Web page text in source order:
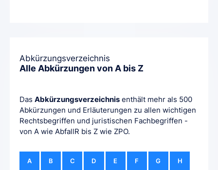
Abkürzungsverzeichnis
Alle Abkürzungen von A bis Z
Das Abkürzungsverzeichnis enthält mehr als 500
Abkürzungen und Erläuterungen zu allen wichtigen
Rechtsbegriffen und juristischen Fachbegriffen -
von A wie AbfallR bis Z wie ZPO.
A B C D E F G H